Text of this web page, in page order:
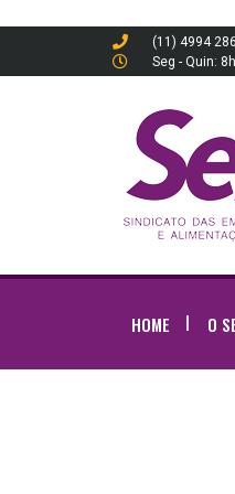
(11) 4994
Seg - Quin:
HOME O